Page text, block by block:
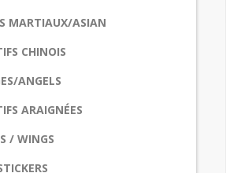
MARTIAUX/ASIAN
CHINOIS
ANGELS
ARAIGNÉES
/ WINGS